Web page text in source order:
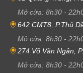
Mở cửa: 8h30 -
642 CMT8, P.Thủ
Mở cửa: 8h30 -
274 Võ Văn Ngân,
Mở cửa: 8h30 -